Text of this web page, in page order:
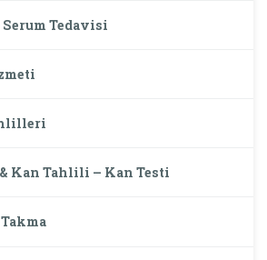
Tedavisi
Kan Tahlili – Kan Testi